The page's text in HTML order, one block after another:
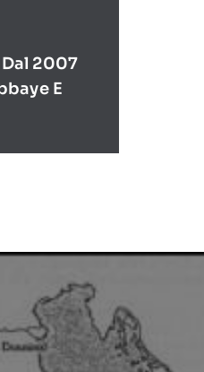
2007
E